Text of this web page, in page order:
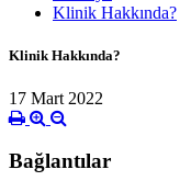
Klinik Hakkında?
Klinik Hakkında?
17 Mart 2022
Bağlantılar